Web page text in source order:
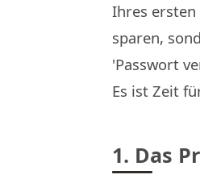
Ihres
sparen,
'Passwort
Es ist Zeit
1. Das